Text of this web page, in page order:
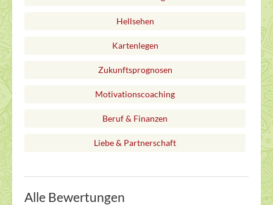
Hellsehen
Kartenlegen
Zukunftsprognosen
Motivationscoaching
Beruf & Finanzen
Liebe & Partnerschaft
Alle Bewertungen